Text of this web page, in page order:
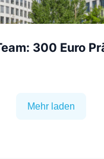
300 Euro
Mehr laden